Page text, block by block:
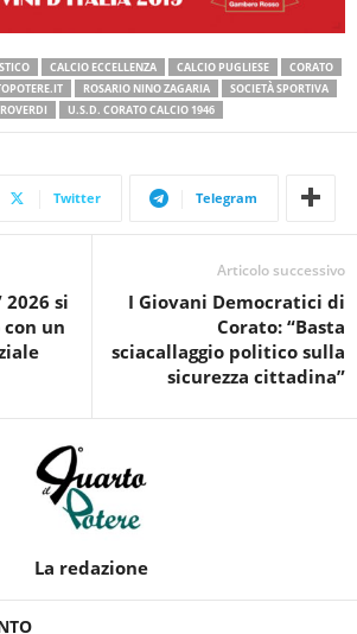
CALCIO ECCELLENZA CALCIO PUGLIESE
CORATO
ROSARIO NINO ZAGARIA
SOCIETÀ SPORTIVA
U.S.D. CORATO CALCIO 1946
Twitter Telegram
si
un
Articolo successivo
I Giovani Democratici di
Corato: “Basta
sciacallaggio politico sulla
sicurezza cittadina”
La redazione